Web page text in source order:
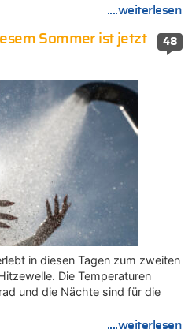
....weiterlesen
48
Sommer ist jetzt
in diesen Tagen zum zweiten
Die Temperaturen
und die Nächte sind für die
....weiterlesen